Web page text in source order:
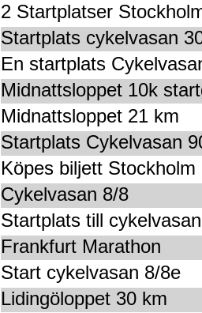
2 Startplatser
Startplats cykelvasan
En startplats
Midnattsloppet 10k
Midnattsloppet 21 km
Startplats Cykelvasan
Köpes biljett
Cykelvasan 8/8
Startplats till
Frankfurt Marathon
Start cykelvasan 8/8e
Lidingöloppet 30 km